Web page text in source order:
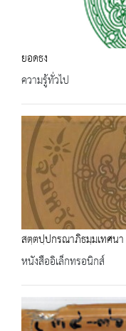
ยอดธง
ความรู้ทั่วไป
สตฺตปฺปกรณาภิธมฺมเทศน
หนังสืออิเล็กทรอนิกส์